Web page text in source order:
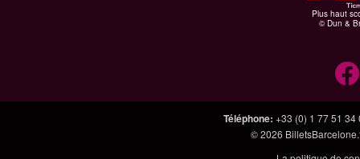
Plus haut
© Dun &
Téléphone: +33 (0) 1 77 51 34
© 2026